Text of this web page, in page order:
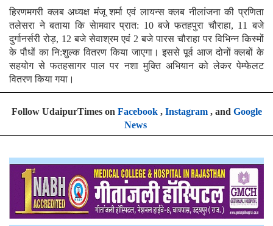
हिरणमगरी क्लब अध्यक्ष मंजू शर्मा एवं लायन्स क्लब नीलांजना की प्रणिता
तलेसरा ने बताया कि सेामवार प्रात: 10 बजे फतहपुरा चौराहा, 11 बजे
दुर्गानर्सरी रोड़, 12 बजे सेवाश्रम एवं 2 बजे पारस चौराहा पर विभिन्न किस्मों
के पौधों का नि:शुल्क वितरण किया जाएगा। इससे पूर्व आज दोनों क्लबों के
सहयोग से फतहसागर पाल पर नशा मुक्ति अभियान को लेकर पेम्फेलट
वितरण किया गया।
Follow UdaipurTimes on Facebook, Instagram, and Google
News